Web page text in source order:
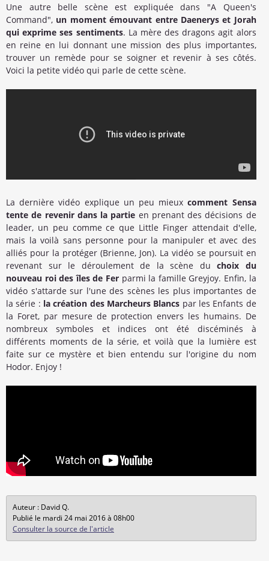
Une autre belle scène est expliquée dans "A Queen's
Command", un moment émouvant entre Daenerys et Jorah
qui exprime ses sentiments. La mère des dragons agit alors
en reine en lui donnant une mission des plus importantes,
trouver un remède pour se soigner et revenir à ses côtés.
Voici la petite vidéo qui parle de cette scène.
La dernière vidéo explique un peu mieux comment Sensa
tente de revenir dans la partie en prenant des décisions de
leader, un peu comme ce que Little Finger attendait d'elle,
mais la voilà sans personne pour la manipuler et avec des
alliés pour la protéger (Brienne, Jon). La vidéo se poursuit en
revenant sur le déroulement de la scène du choix du
nouveau roi des îles de Fer parmi la famille Greyjoy. Enfin, la
vidéo s'attarde sur l'une des scènes les plus importantes de
la série : la création des Marcheurs Blancs par les Enfants de
la Foret, par mesure de protection envers les humains. De
nombreux symboles et indices ont été discéminés à
différents moments de la série, et voilà que la lumière est
faite sur ce mystère et bien entendu sur l'origine du nom
Hodor. Enjoy !
Auteur : David Q.
Publié le mardi 24 mai 2016 à 08h00
Consulter la source de l'article